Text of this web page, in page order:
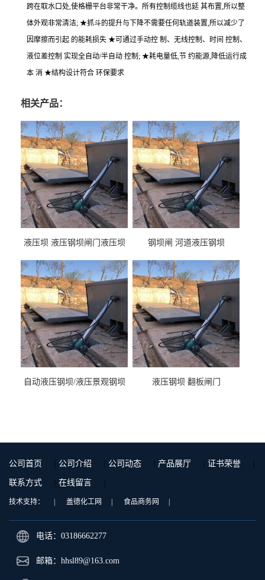
跨在取水口处,使格栅平台非常干净。所有控制缆线也延 其布置,所以整
体外观非常清洁; ★抓斗的提升与下降不需要任何轨道装置,所以减少了
因摩擦而引起 的能耗损失 ★可通过手动控 制、无线控制、时间 控制、
液位差控制 实现全自动/半自动 控制; ★耗电量低,节 约能源,降低运行成
本 消 ★结构设计符合 环保要求
相关产品：
液压坝 液压钢坝闸门液压坝
钢坝闸 河道液压钢坝
自动液压钢坝/液压景观钢坝 液压钢坝 翻板闸门
公司首页 公司介绍 公司动态 产品展厅 证书荣誉
联系方式 在线留言
技术支持： 盖德化工网 食品商务网
电话：03186662277
邮箱：hhsl89@163.com